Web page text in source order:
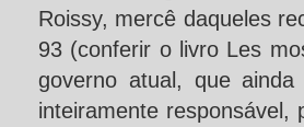
Roissy, mercê daqueles
93 (conferir o livro Les
governo atual, que
inteiramente responsável,